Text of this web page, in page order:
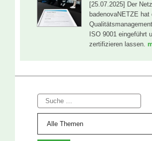
[25.07.2025] Der
badenovaNETZE hat
ISO 9001 eingeführt
zertifizieren lassen.
Suche